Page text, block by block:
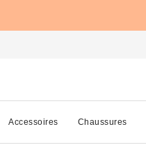
Accessoires Chaussures